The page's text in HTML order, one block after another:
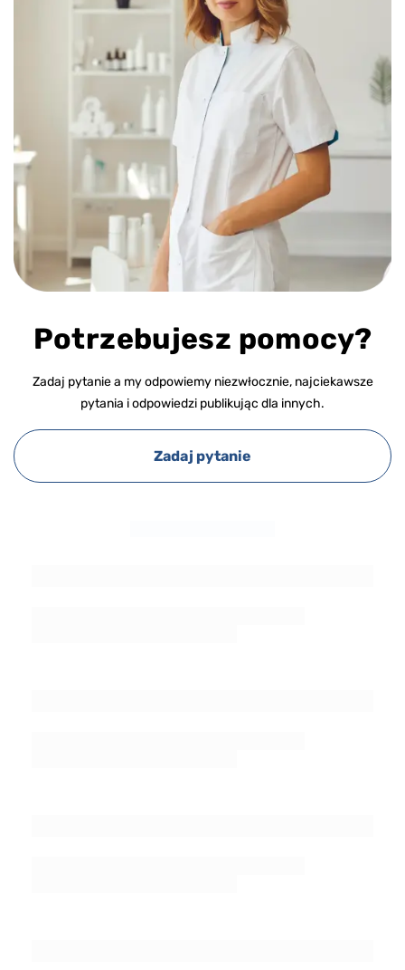
Potrzebujesz pomocy?
Zadaj pytanie a my odpowiemy niezwłocznie, najciekawsze
pytania i odpowiedzi publikując dla innych.
Zadaj pytanie